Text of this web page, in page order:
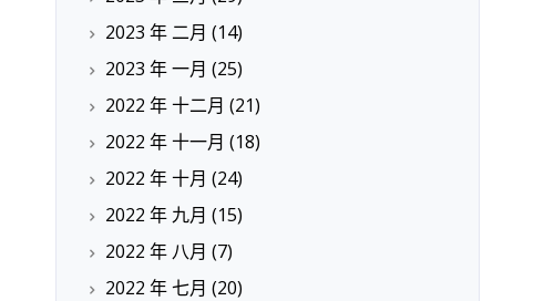
2023 年 二月 (14)
2023 年 一月 (25)
2022 年 十二月 (21)
2022 年 十一月 (18)
2022 年 十月 (24)
2022 年 九月 (15)
2022 年 八月 (7)
2022 年 七月 (20)